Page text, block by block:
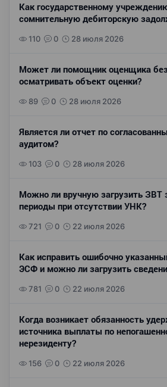
Как государственному
сомнительную дебиторскую
110 0 28 июля 2026
Может ли помощник оценщика
осматривать объект оценки?
89 0 28 июля 2026
Является ли отчет по
аудитом?
103 0 28 июля 2026
Можно ли вручную загрузить ЗВТ
периоды при отсутствии УНК?
721 0 22 июля 2026
Как исправить ошибочно
ЭСФ и можно ли загрузить
781 0 22 июля 2026
Когда возникает обязанность
источника выплаты по
нерезиденту?
156 0 22 июля 2026